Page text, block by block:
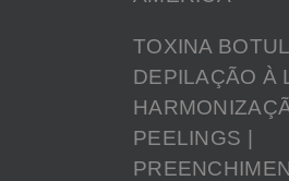
TOXINA
DEPILAÇÃO À
PEELINGS |